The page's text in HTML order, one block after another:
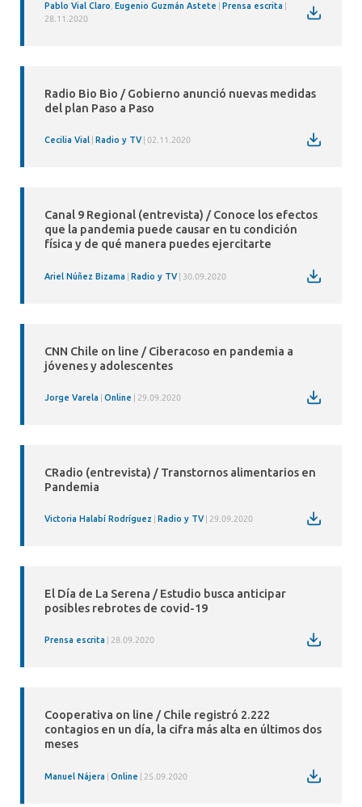
Pablo Vial Claro, Eugenio Guzmán Astete Prensa escrita
28.11.2020
Radio Bio Bio / Gobierno anunció nuevas medidas
del plan Paso a Paso
Cecilia Vial Radio y TV 02.11.2020
Canal 9 Regional (entrevista) / Conoce los efectos
que la pandemia puede causar en tu condición
física y de qué manera puedes ejercitarte
Ariel Núñez Bizama Radio y TV 30.09.2020
CNN Chile on line / Ciberacoso en pandemia a
jóvenes y adolescentes
Jorge Varela Online 29.09.2020
CRadio (entrevista) / Transtornos alimentarios en
Pandemia
Victoria Halabí Rodríguez Radio y TV 29.09.2020
El Día de La Serena / Estudio busca anticipar
posibles rebrotes de covid-19
Prensa escrita 28.09.2020
Cooperativa on line / Chile registró 2.222
contagios en un día, la cifra más alta en últimos dos
meses
Manuel Nájera Online 25.09.2020